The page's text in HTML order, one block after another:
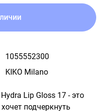
1055552300
KIKO Milano
Lip Gloss 17 - это
подчеркнуть